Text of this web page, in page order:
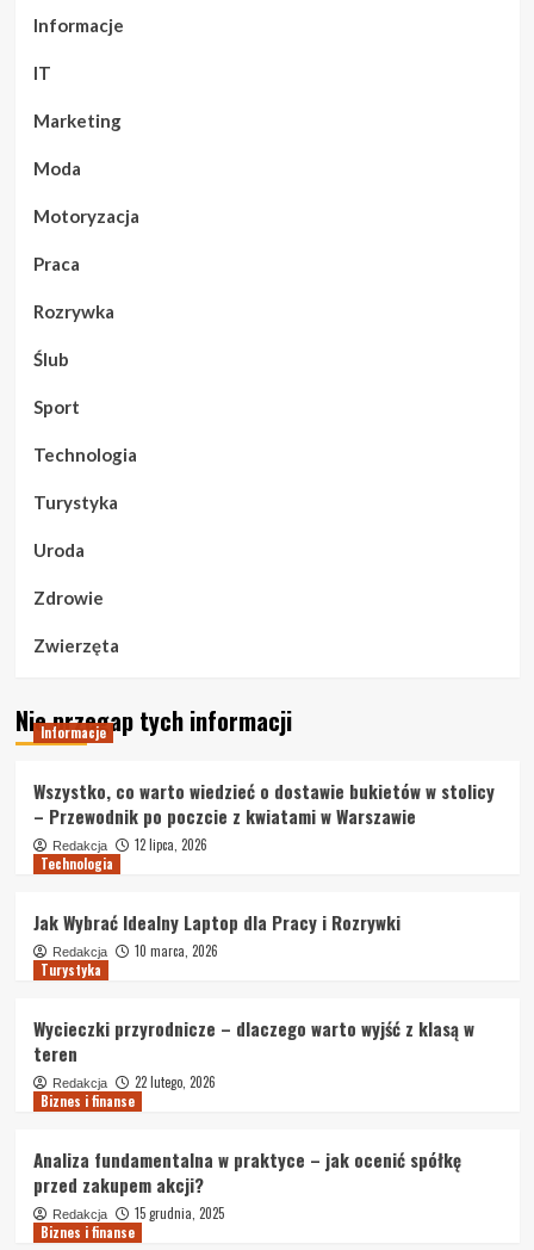
Informacje
IT
Marketing
Moda
Motoryzacja
Praca
Rozrywka
Ślub
Sport
Technologia
Turystyka
Uroda
Zdrowie
Zwierzęta
Nie przegap tych informacji
Informacje
Wszystko, co warto wiedzieć o dostawie bukietów w stolicy
– Przewodnik po poczcie z kwiatami w Warszawie
Redakcja
12 lipca, 2026
Technologia
Jak Wybrać Idealny Laptop dla Pracy i Rozrywki
Redakcja
10 marca, 2026
Turystyka
Wycieczki przyrodnicze – dlaczego warto wyjść z klasą w
teren
Redakcja
22 lutego, 2026
Biznes i finanse
Analiza fundamentalna w praktyce – jak ocenić spółkę
przed zakupem akcji?
Redakcja
15 grudnia, 2025
Biznes i finanse